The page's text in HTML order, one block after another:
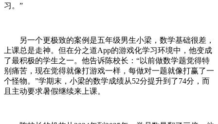
习。”
另一个更极致的案例是五年级男生小梁，数学基础很差，
上课总是走神。但在分之道App的游戏化学习环境中，他变成
了最积极的学生之一。他告诉陈校长：“以前做数学题觉得特
别痛苦，现在觉得就像打游戏一样，每做对一题就像打赢了一
个怪物。”学期末，小梁的数学成绩从52分提升到了74分，而
且主动要求暑假继续来上课。